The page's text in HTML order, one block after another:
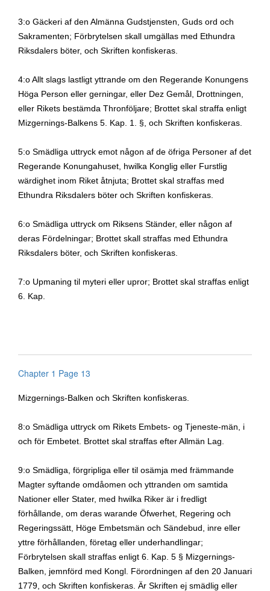
3:o Gäckeri af den Almänna Gudstjensten, Guds ord och
Sakramenten; Förbrytelsen skall umgällas med Ethundra
Riksdalers böter, och Skriften konfiskeras.
4:o Allt slags lastligt yttrande om den Regerande Konungens
Höga Person eller gerningar, eller Dez Gemål, Drottningen,
eller Rikets bestämda Thronföljare; Brottet skal straffa enligt
Mizgernings-Balkens 5. Kap. 1. §, och Skriften konfiskeras.
5:o Smädliga uttryck emot någon af de öfriga Personer af det
Regerande Konungahuset, hwilka Konglig eller Furstlig
wärdighet inom Riket åtnjuta; Brottet skal straffas med
Ethundra Riksdalers böter och Skriften konfiskeras.
6:o Smädliga uttryck om Riksens Ständer, eller någon af
deras Fördelningar; Brottet skall straffas med Ethundra
Riksdalers böter, och Skriften konfiskeras.
7:o Upmaning til myteri eller upror; Brottet skal straffas enligt
6. Kap.
Chapter 1 Page 13
Mizgernings-Balken och Skriften konfiskeras.
8:o Smädliga uttryck om Rikets Embets- og Tjeneste-män, i
och för Embetet. Brottet skal straffas efter Allmän Lag.
9:o Smädliga, förgripliga eller til osämja med främmande
Magter syftande omdåomen och yttranden om samtida
Nationer eller Stater, med hwilka Riker är i fredligt
förhållande, om deras warande Öfwerhet, Regering och
Regeringssätt, Höge Embetsmän och Sändebud, inre eller
yttre förhållanden, företag eller underhandlingar;
Förbrytelsen skall straffas enligt 6. Kap. 5 § Mizgernings-
Balken, jemnförd med Kongl. Förordningen af den 20 Januari
1779, och Skriften konfiskeras. Är Skriften ej smädlig eller